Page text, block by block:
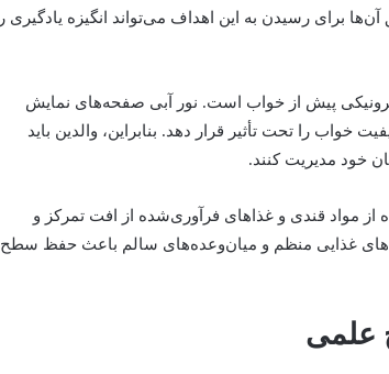
برای رسیدن به این اهداف می‌تواند انگیزه یادگیری را
پیش از خواب است. نور آبی صفحه‌های نمایش
را تحت تأثیر قرار دهد. بنابراین، والدین باید
خود مدیریت کنند.
از مواد قندی و غذاهای فرآوری‌شده از افت تمرکز و
غذایی منظم و میان‌وعده‌های سالم باعث حفظ سطح
علمی